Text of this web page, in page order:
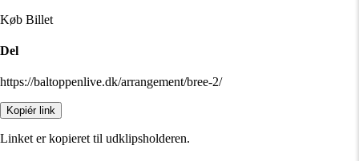
Køb Billet
Del
https://baltoppenlive.dk/arrangement/bree-2/
Kopiér link
Linket er kopieret til udklipsholderen.